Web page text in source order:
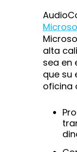
alta
sea en
que su
oficina